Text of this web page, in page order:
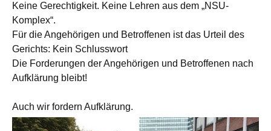
Keine Gerechtigkeit. Keine Lehren aus dem „NSU-
Komplex“.
Für die Angehörigen und Betroffenen ist das Urteil des
Gerichts: Kein Schlusswort
Die Forderungen der Angehörigen und Betroffenen nach
Aufklärung bleibt!
Auch wir fordern Aufklärung.